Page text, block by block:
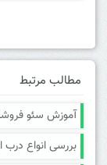
مطالب مرتبط
آموزش سئو
بررسی انواع درب